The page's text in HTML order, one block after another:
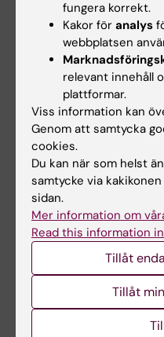
Lärplattformen
Logga in i Canvas
Lär dig använda
fungera korrekt.
Kakor för analys
webbplatsen
relevant innehåll
plattformar.
Viss information kan
Genom att samtycka
cookies.
Du kan när som helst
samtycke via
sidan.
Mer information om
Read this information
Tillåt
Tillåt